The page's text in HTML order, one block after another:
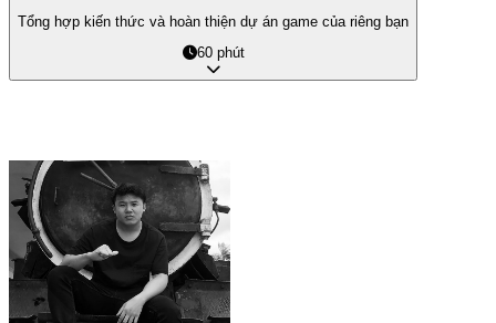
Tổng hợp kiến thức và hoàn thiện dự án game của riêng bạn
60 phút